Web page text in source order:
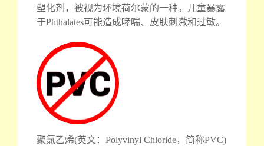
塑化剂，被视为环境荷尔蒙的一种。儿童暴露
于Phthalates可能造成哮喘、皮肤刺激和过敏。
聚氯乙烯(英文：Polyvinyl Chloride，简称PVC)